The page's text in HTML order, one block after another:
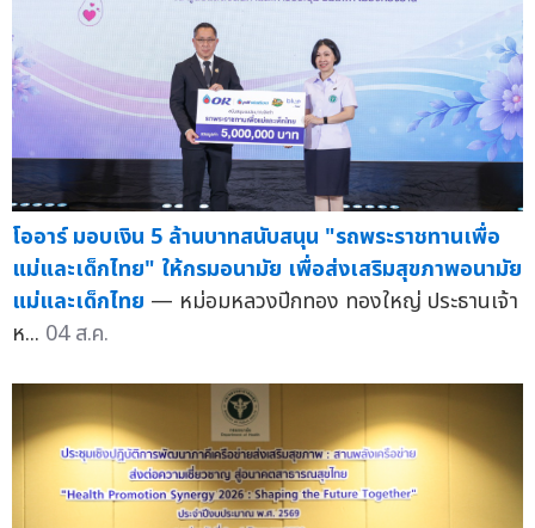
โออาร์ มอบเงิน 5 ล้านบาทสนับสนุน "รถพระราชทานเพื่อ
แม่และเด็กไทย" ให้กรมอนามัย เพื่อส่งเสริมสุขภาพอนามัย
แม่และเด็กไทย — หม่อมหลวงปีกทอง ทองใหญ่ ประธานเจ้า
ห... 04 ส.ค.